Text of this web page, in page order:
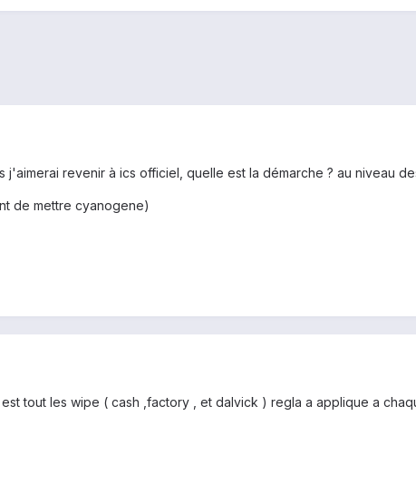
j'aimerai revenir à ics officiel, quelle est la démarche ? au niveau
de mettre cyanogene)
tout les wipe ( cash ,factory , et dalvick ) regla a applique a